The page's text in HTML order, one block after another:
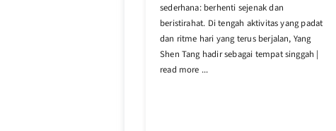
sederhana: berhenti sejenak dan
beristirahat. Di tengah aktivitas yang padat
dan ritme hari yang terus berjalan, Yang
Shen Tang hadir sebagai tempat singgah |
read more ...